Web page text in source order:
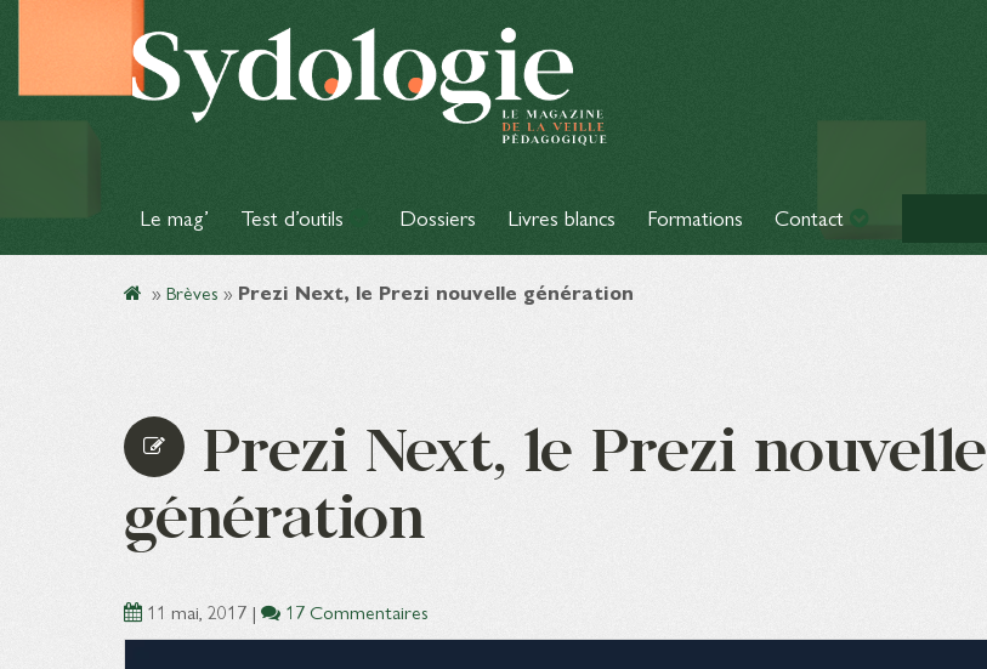
Le mag’ Test d’outils Dossiers Livres blancs Formations Contact
» Brèves » Prezi Next, le Prezi nouvelle génération
Prezi Next, le Prezi nouvelle
génération
11 mai, 2017 | 17 Commentaires